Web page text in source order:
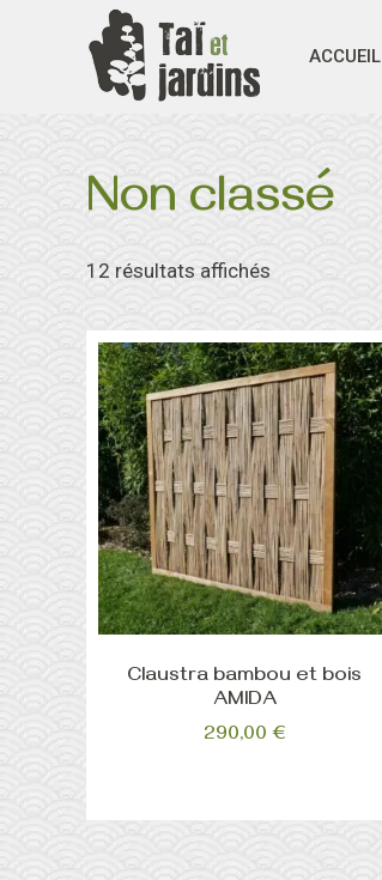
ACCUEIL
Non classé
12 résultats affichés
Claustra bambou et bois
AMIDA
290,00€